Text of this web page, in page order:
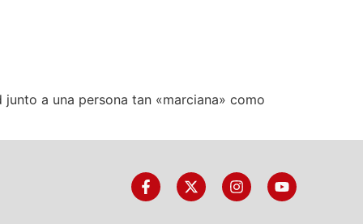
a una persona tan «marciana» como